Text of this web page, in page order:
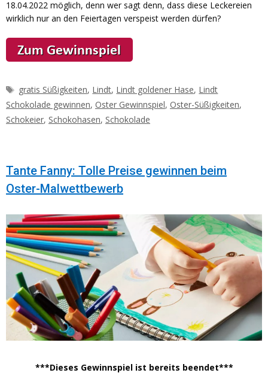
18.04.2022 möglich, denn wer sagt denn, dass diese Leckereien
wirklich nur an den Feiertagen verspeist werden dürfen?
Schlagwörter
gratis Süßigkeiten, Lindt, Lindt goldener Hase, Lindt
Schokolade gewinnen, Oster Gewinnspiel, Oster-Süßigkeiten,
Schokeier, Schokohasen, Schokolade
Tante Fanny: Tolle Preise gewinnen beim
Oster-Malwettbewerb
***Dieses Gewinnspiel ist bereits beendet***